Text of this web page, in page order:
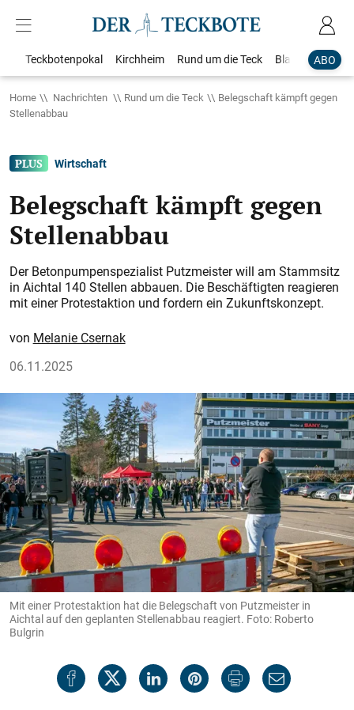
ABO
Teckbotenpokal Kirchheim Rund um die Teck Blaulicht
Home Nachrichten Rund um die Teck
Belegschaft kämpft gegen
Stellenabbau
Wirtschaft
Belegschaft kämpft gegen
Stellenabbau
Der Betonpumpenspezialist Putzmeister will am Stammsitz
in Aichtal 140 Stellen abbauen. Die ­Beschäftigten reagieren
mit einer Protestaktion und fordern ein Zukunftskonzept.
Melanie Csernak
06.11.2025
Mit einer Protestaktion hat die Belegschaft von Putzmeister in
Aichtal auf den geplanten Stellenabbau reagiert. Foto: Roberto
Bulgrin